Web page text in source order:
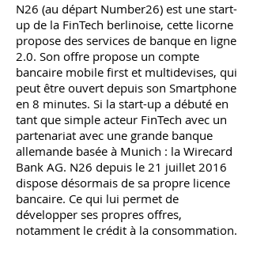
N26 (au départ Number26) est une start-
up de la FinTech berlinoise, cette licorne
propose des services de banque en ligne
2.0. Son offre propose un compte
bancaire mobile first et multidevises, qui
peut être ouvert depuis son Smartphone
en 8 minutes. Si la start-up a débuté en
tant que simple acteur FinTech avec un
partenariat avec une grande banque
allemande basée à Munich : la Wirecard
Bank AG. N26 depuis le 21 juillet 2016
dispose désormais de sa propre licence
bancaire. Ce qui lui permet de
développer ses propres offres,
notamment le crédit à la consommation.